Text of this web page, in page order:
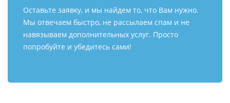
Оставьте заявку, и мы найдем то, что Вам нужно.
Мы отвечаем быстро, не рассылаем спам и не
навязываем дополнительных услуг. Просто
попробуйте и убедитесь сами!